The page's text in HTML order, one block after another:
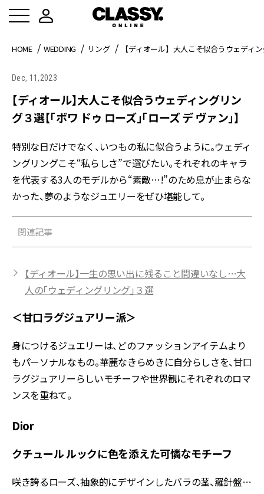
HOME WEDDING リング 【ディオール】大人こそ似合うウェディ
Dec, 11,2023
【ディオール】大人こそ似合うウェディングリン
グ３選【「ボワ ドゥ ローズ」「ローズ デ ヴァン」】
特別な日だけでなく、いつもの私に似合うように――。ウェディ
ングリングこそ“私らしさ”で選びたい。それぞれのキャラ
を代表する3人のモデルから“素敵…!”のため息が止まらな
かった、夢のようなジュエリーをぜひ堪能して。
関連記事
【ディオール】一生の思い出に残ること間違いなし…大
人の「ウェディングリング」３選
＜甘口ラグジュアリー派＞
身につけるジュエリーは、どのファッションアイテムより
もパーソナルなもの。華麗なきらめきに自分らしさを、甘口
ラグジュアリーらしいモチーフや世界観にそれぞれのロマ
ンスを重ねて。
Dior
クチュール ルックに色を添えた可憐なモチーフ
咲き誇るローズ、抽象的にデザインしたバラの茎、羅針盤…